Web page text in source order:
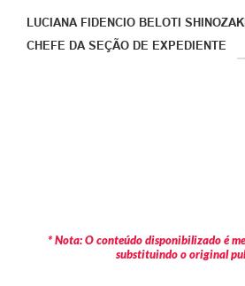
LUCIANA FIDENCIO BELOTI SHINOZAKI
CHEFE DA SEÇÃO DE EXPEDIENTE
* Nota: O conteúdo disponibilizado é
substituindo o original